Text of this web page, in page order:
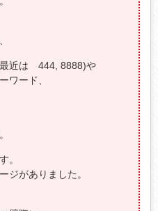
近は 444, 8888)や
ード、
。
がありました。